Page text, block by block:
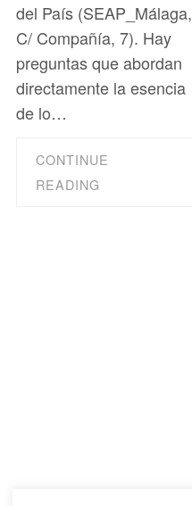
del País (SEAP_Málaga,
C/ Compañía, 7). Hay
preguntas que abordan
directamente la esencia
de lo…
CONTINUE
READING